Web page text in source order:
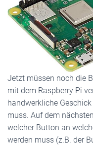
Jetzt müssen noch die
mit dem Raspberry Pi
handwerkliche
muss. Auf dem
welcher Button an
werden muss (z.B. der